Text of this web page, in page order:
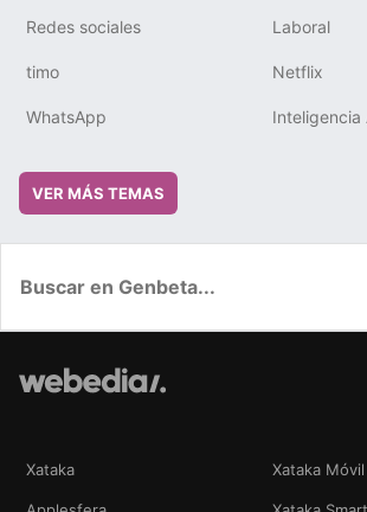
Redes sociales Laboral
timo Netflix
WhatsApp Inteligencia
VER MÁS TEMAS
Xataka Xataka Móvil